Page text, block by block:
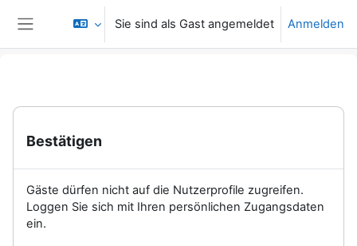
Website-Übersicht
Sie sind als Gast angemeldet Anmelden
Bestätigen
Gäste dürfen nicht auf die Nutzerprofile zugreifen.
Loggen Sie sich mit Ihren persönlichen Zugangsdaten
ein.